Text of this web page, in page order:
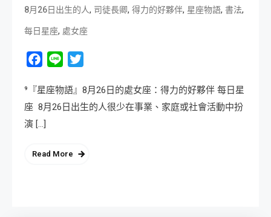
8月26日出生的人, 司徒長卿, 得力的好夥伴, 星座物語, 書法,
每日星座, 處女座
Facebook
Line
⁹『星座物語』8月26日的處女座：得力的好夥伴 每日星
座 8月26日出生的人很少在事業、家庭或社會活動中扮
演 […]
Read More